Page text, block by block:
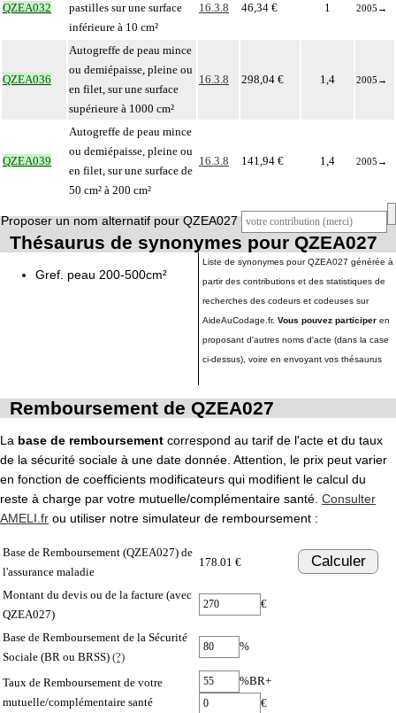
QZEA032
pastilles sur une surface
inférieure à 10 cm²
16.3.8 46,34 € 1 2005 →
QZEA036
Autogreffe de peau mince
ou demiépaisse, pleine ou
en filet, sur une surface
supérieure à 1000 cm²
16.3.8 298,04 € 1,4 2005 →
QZEA039
Autogreffe de peau mince
ou demiépaisse, pleine ou
en filet, sur une surface de
50 cm² à 200 cm²
16.3.8 141,94 € 1,4 2005 →
Proposer un nom alternatif pour QZEA027
Thésaurus de synonymes pour QZEA027
Gref. peau 200-500cm²
Liste de synonymes pour QZEA027 générée à
partir des contributions et des statistiques de
recherches des codeurs et codeuses sur
AideAuCodage.fr. Vous pouvez participer en
proposant d'autres noms d'acte (dans la case
ci-dessus), voire en envoyant vos thésaurus
Remboursement de QZEA027
La base de remboursement correspond au tarif de l'acte et du taux
de la sécurité sociale à une date donnée. Attention, le prix peut varier
en fonction de coefficients modificateurs qui modifient le calcul du
reste à charge par votre mutuelle/complémentaire santé. Consulter
AMELI.fr ou utiliser notre simulateur de remboursement :
Base de Remboursement (QZEA027) de
l'assurance maladie
178.01 € Calculer
Montant du devis ou de la facture (avec
QZEA027)
€
Base de Remboursement de la Sécurité
Sociale (BR ou BRSS) (?)
%
Taux de Remboursement de votre
mutuelle/complémentaire santé
%BR+
€